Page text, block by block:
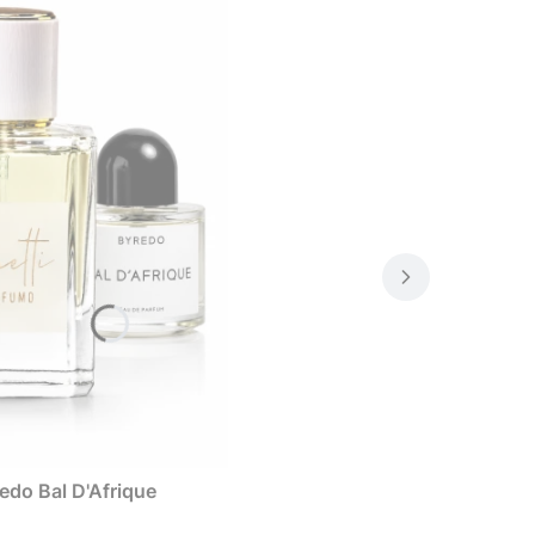
Bal D'Afrique